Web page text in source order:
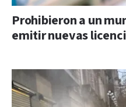
Prohibieron a un
emitir nuevas